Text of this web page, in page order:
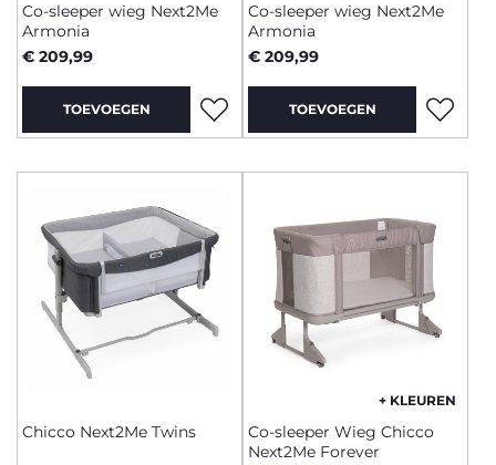
Co-sleeper wieg Next2Me
Armonia
€ 209,99
TOEVOEGEN
Co-sleeper wieg Next2Me
Armonia
€ 209,99
TOEVOEGEN
Chicco Next2Me Twins
+ KLEUREN
Co-sleeper Wieg Chicco
Next2Me Forever